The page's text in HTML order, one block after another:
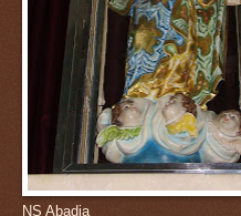
NS Abadia